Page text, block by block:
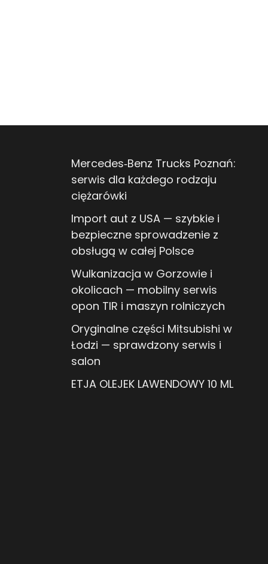
Mercedes‑Benz Trucks Poznań:
serwis dla każdego rodzaju
ciężarówki
Import aut z USA — szybkie i
bezpieczne sprowadzenie z
obsługą w całej Polsce
Wulkanizacja w Gorzowie i
okolicach — mobilny serwis
opon TIR i maszyn rolniczych
Oryginalne części Mitsubishi w
Łodzi — sprawdzony serwis i
salon
ETJA OLEJEK LAWENDOWY 10 ML